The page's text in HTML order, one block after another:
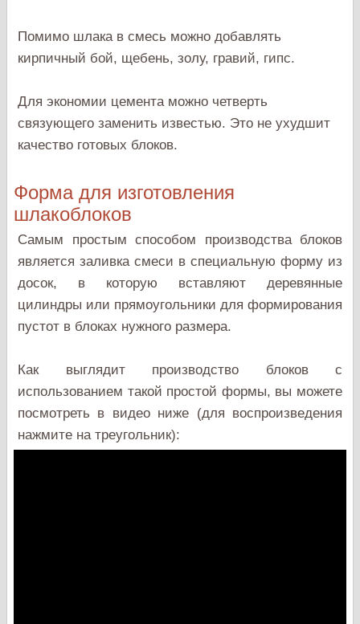
Помимо шлака в смесь можно добавлять
кирпичный бой, щебень, золу, гравий, гипс.
Для экономии цемента можно четверть
связующего заменить известью. Это не ухудшит
качество готовых блоков.
Форма для изготовления
шлакоблоков
Самым простым способом производства блоков
является заливка смеси в специальную форму из
досок, в которую вставляют деревянные
цилиндры или прямоугольники для формирования
пустот в блоках нужного размера.
Как выглядит производство блоков с
использованием такой простой формы, вы можете
посмотреть в видео ниже (для воспроизведения
нажмите на треугольник):